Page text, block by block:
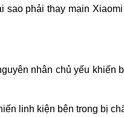
sao phải thay main
nhân chủ yếu khiến
linh kiện bên trong bị